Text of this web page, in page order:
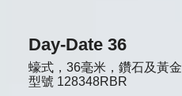
Day-Date 36
蠔式，36毫米，鑽石及黃金
型號 128348RBR